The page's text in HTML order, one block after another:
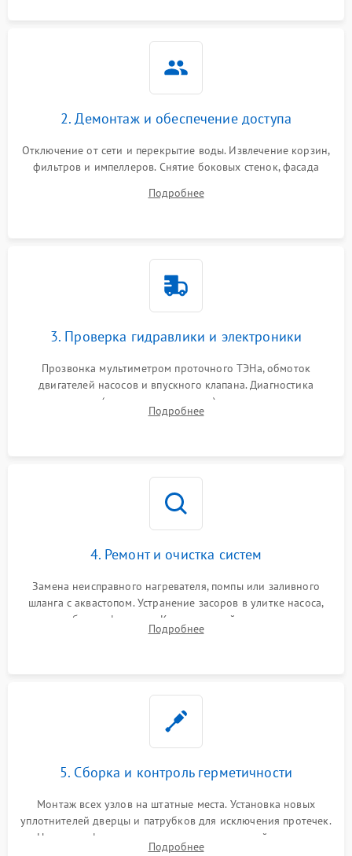
2. Демонтаж и обеспечение доступа
Отключение от сети и перекрытие воды. Извлечение корзин,
фильтров и импеллеров. Снятие боковых стенок, фасада
циркуляционному насосу, ТЭНу и сливной помпе.
Подробнее
3. Проверка гидравлики и электроники
Прозвонка мультиметром проточного ТЭНа, обмоток
двигателей насосов и впускного клапана. Диагностика
прессостата (датчика уровня воды), датчика мутности,
концевика дверцы и электронного модуля управления.
Подробнее
4. Ремонт и очистка систем
Замена неисправного нагревателя, помпы или заливного
шланга с аквастопом. Устранение засоров в улитке насоса,
патрубках и фильтрах. Компонентный ремонт платы
управления, восстановление поврежденной проводки.
Подробнее
5. Сборка и контроль герметичности
Монтаж всех узлов на штатные места. Установка новых
уплотнителей дверцы и патрубков для исключения протечек.
Надежная фиксация хомутов гидравлической системы,
Подробнее